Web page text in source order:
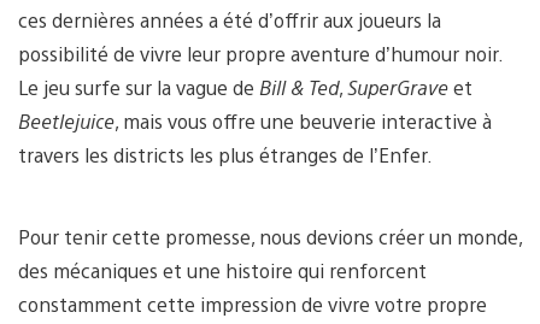
ces dernières années a été d’offrir aux joueurs la
possibilité de vivre leur propre aventure d’humour noir.
Le jeu surfe sur la vague de Bill & Ted,SuperGraveet
Beetlejuice, mais vous offre une beuverie interactive à
travers les districts les plus étranges de l’Enfer.
Pour tenir cette promesse, nous devions créer un monde,
des mécaniques et une histoire qui renforcent
constamment cette impression de vivre votre propre